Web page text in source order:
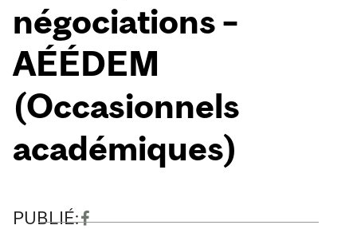
négociations –
AÉÉDEM
(Occasionnels
académiques)
PUBLIÉ: